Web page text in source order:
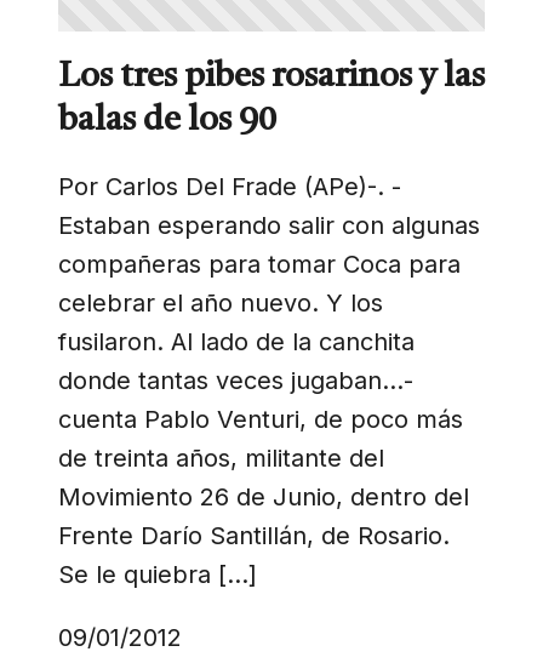
Los tres pibes rosarinos y las
balas de los 90
Por Carlos Del Frade (APe)-. -
Estaban esperando salir con algunas
compañeras para tomar Coca para
celebrar el año nuevo. Y los
fusilaron. Al lado de la canchita
donde tantas veces jugaban…-
cuenta Pablo Venturi, de poco más
de treinta años, militante del
Movimiento 26 de Junio, dentro del
Frente Darío Santillán, de Rosario.
Se le quiebra […]
09/01/2012